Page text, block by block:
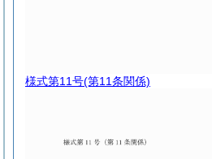
様式第11号(第11条関係)